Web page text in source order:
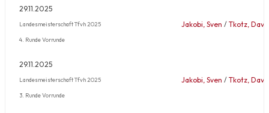
29.11.2025
Landesmeisterschaft Tfvh 2025
4. Runde Vorrunde
Jakobi, Sven / Tkotz,
29.11.2025
Landesmeisterschaft Tfvh 2025
3. Runde Vorrunde
Jakobi, Sven / Tkotz,